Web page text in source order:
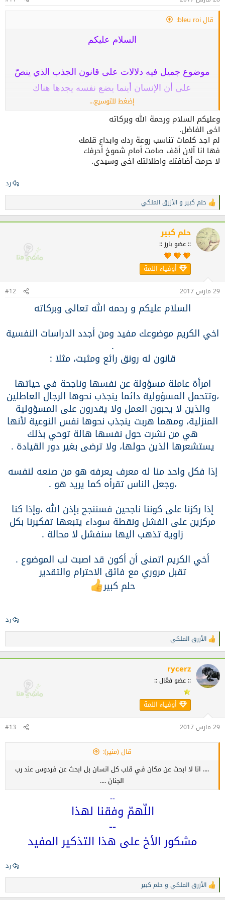
قال bleu roi:
السلام عليكم
موضوع جميل فيه دلالات على قانون الجذب الذي ينصّ
على أن الإنسان أينما يضع نفسه يجدها هناك
فقد خُلق بالفطرة طيب السريرة لكن انقسمت النفوس
إلى اثنين وحملت بداخلها بما اختارت
شخصية طيبة تعيش لإرضاء ربها تعامل الناس بما فيها
من جمال مهما كانت الظروف المحيطة ودائما تسعة
ومساعدة المحتاج لأن بداخلها حديقة من الصفات
وشخصية سيئة تعيش شتات تجدها في السراء تبدوا
جميلة و عند الغضب أو زوال النعم تكفر بمن حولها وهذه
الأخيرة ترى العالم
الخير للناس لان بداخلها حسد و كره و تشاؤم .
حقيقة مثبتة أن كل إناء بما فيه ينضح حيث نجد أن
البرتقال مهما عصرته لا يوجد بداخله إلا البرتقال هكذا
العبد الطيب مهما عصرته الأيام لا
فيديو جميل شاهدته سابقا
لعرض هذا المحتوى، يتوجب عليك الموافقتك على تعيين ملفات تعريف
الإرتباط (الكوكيز) للطرف الثالث. لمزيد من المعلومات، الرجاء زيارة
قبول ملفات تعريف الإرتباط للطرف الثالث
إضغط للتوسيع...
وعليكم السلام ورحمة الله وبركاته
اخى الفاضل.
لم اجد كلمات تناسب روعة ردك وابداع قلمك
فها انا آلان أقف صامت أمام شموخ أحرفك
لا حرمت أضافتك واطلالتك اخى وسيدى.
رد
ا
ل
ت
ف
ا
ع
حلم كبير و الأزرق الملكي
حلم كبير
:: عضو بارز ::
أوفياء اللمة
29 مارس 2017 #12
السلام عليكم و رحمه الله تعالى وبركاته
اخي الكريم موضوعك مفيد ومن أجدد الدراسات النفسية
.
قانون له رونق رائع ومثبت، مثلا :
امرأة عاملة مسؤولة عن نفسها وناجحة في حياتها
،وتتحمل المسؤولية دائما ينجذب نحوها الرجال العاطلين
والذين لا يحبون العمل ولا يقدرون على المسؤولية
المنزلية، ومهما هربت ينجذب نحوها نفس النوعية لأنها
هي من نشرت حول نفسها هالة توحي بذلك
يستشعرها الذين حولها، ولا ترضى بغير دور القيادة .
إذا فكل واحد منا له معرف يعرفه هو من صنعه لنفسه
،وجعل الناس تقرأه كما يريد هو .
إذا ركزنا على كوننا ناجحين فسننجح بإذن الله ،وإذا كنا
مركزين على الفشل ونقطة سوداء يتبعها تفكيرنا بكل
زاوية تذهب اليها سنفشل لا محالة .
أخي الكريم اتمنى أن أكون قد اصبت لب الموضوع .
تقبل مروري مع فائق الاحترام والتقدير
حلم كبير
رد
ا
ل
ت
ف
ا
ع
الأزرق الملكي
rycerz
:: عضو فعّال ::
أوفياء اللمة
29 مارس 2017 #13
قال (منير):
.... انا لا ابحث عن مكان في قلب كل انسان بل ابحث عن فردوس عند رب
الجنان ....
--
اللّهمّ وفقنا لهذا
--
مشكور الأخ على هذا التذكير المفيد
رد
ا
ل
الأزرق الملكي و حلم كبير